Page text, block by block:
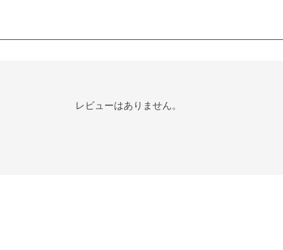
レビューはありません。